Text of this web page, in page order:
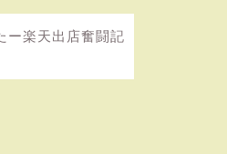
ー楽天出店奮闘記